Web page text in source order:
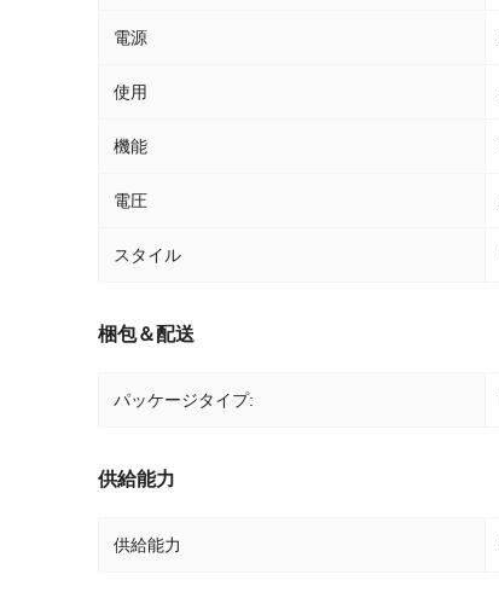
電源
使用
機能
電圧
スタイル
梱包＆配送
パッケージタイプ:
供給能力
供給能力